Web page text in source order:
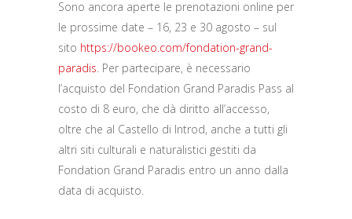
Sono ancora aperte le prenotazioni online per
le prossime date – 16, 23 e 30 agosto – sul
sito https://bookeo.com/fondation-grand-
paradis . Per partecipare, è necessario
l’acquisto del Fondation Grand Paradis Pass al
costo di 8 euro, che dà diritto all’accesso,
oltre che al Castello di Introd, anche a tutti gli
altri siti culturali e naturalistici gestiti da
Fondation Grand Paradis entro un anno dalla
data di acquisto.